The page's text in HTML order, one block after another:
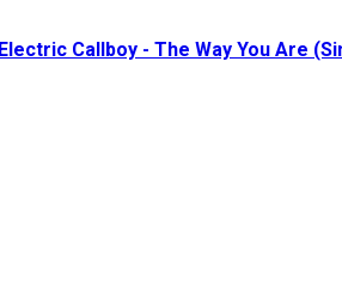
Electric Callboy - The Way You Are